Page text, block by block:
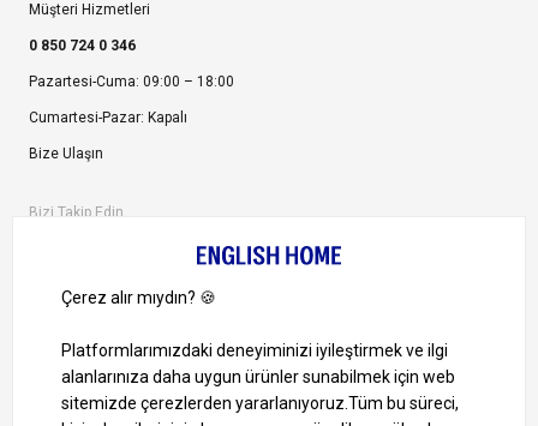
Müşteri Hizmetleri
0 850 724 0 346
Pazartesi-Cuma: 09:00 – 18:00
Cumartesi-Pazar: Kapalı
Bize Ulaşın
Bizi Takip Edin
1000 TL ve Üzeri Alışverişlerinizde Kargo Bedava!